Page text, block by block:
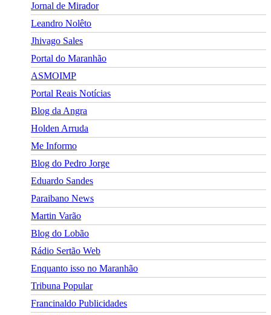
Jornal de Mirador
Leandro Nolêto
Jhivago Sales
Portal do Maranhão
ASMOIMP
Portal Reais Notí­cias
Blog da Angra
Holden Arruda
Me Informo
Blog do Pedro Jorge
Eduardo Sandes
Paraibano News
Martin Varão
Blog do Lobão
Rádio Sertão Web
Enquanto isso no Maranhão
Tribuna Popular
Francinaldo Publicidades